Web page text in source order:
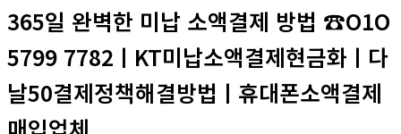
뛰
기
365일 완벽한 미납 소액결제 방법 ☎O1O
5799 7782ㅣKT미납소액결제현금화ㅣ다
날50결제정책해결방법ㅣ휴대폰소액결제